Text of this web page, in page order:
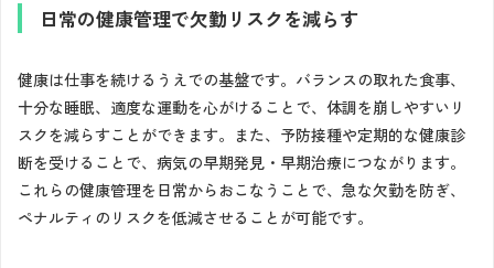
日常の健康管理で欠勤リスクを減らす
健康は仕事を続けるうえでの基盤です。バランスの取れた食事、
十分な睡眠、適度な運動を心がけることで、体調を崩しやすいリ
スクを減らすことができます。また、予防接種や定期的な健康診
断を受けることで、病気の早期発見・早期治療につながります。
これらの健康管理を日常からおこなうことで、急な欠勤を防ぎ、
ペナルティのリスクを低減させることが可能です。